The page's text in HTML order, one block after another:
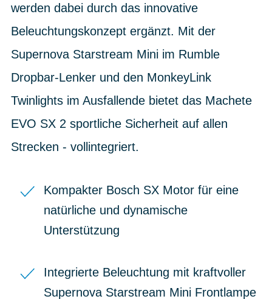
werden dabei durch das innovative
Beleuchtungskonzept ergänzt. Mit der
Supernova Starstream Mini im Rumble
Dropbar-Lenker und den MonkeyLink
Twinlights im Ausfallende bietet das Machete
EVO SX 2 sportliche Sicherheit auf allen
Strecken - vollintegriert.
Kompakter Bosch SX Motor für eine
natürliche und dynamische
Unterstützung
Integrierte Beleuchtung mit kraftvoller
Supernova Starstream Mini Frontlampe